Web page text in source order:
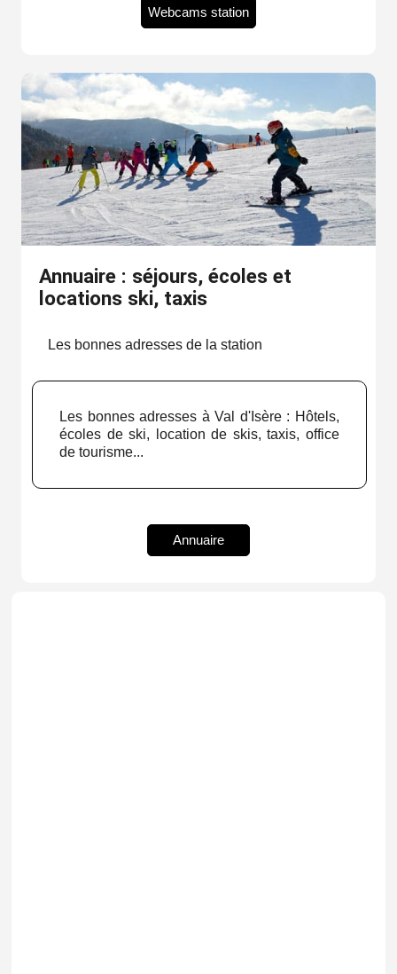
Webcams station
Annuaire : séjours, écoles et
locations ski, taxis
Les bonnes adresses de la station
Les bonnes adresses à Val d'Isère : Hôtels,
écoles de ski, location de skis, taxis, office
de tourisme...
Annuaire